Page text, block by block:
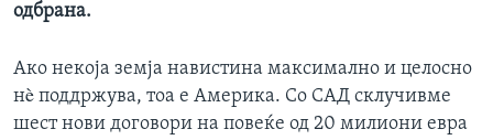
одбрана.
Ако некоја земја навистина максимално и целосно
нè поддржува, тоа е Америка. Со САД склучивме
шест нови договори на повеќе од 20 милиони евра